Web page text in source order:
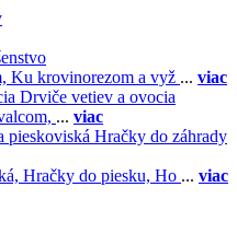
Ku krovinorezom a vyž ... viac
Drviče vetiev a ovocia
... viac
Hračky do záhrady
Hračky do piesku, Ho ... viac